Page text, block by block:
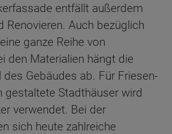
entfällt außerdem
Renovieren. Auch bezüglich
ganze Reihe von
den Materialien hängt die
Gebäudes ab. Für Friesen-
gestaltete Stadthäuser wird
verwendet. Bei der
sich heute zahlreiche